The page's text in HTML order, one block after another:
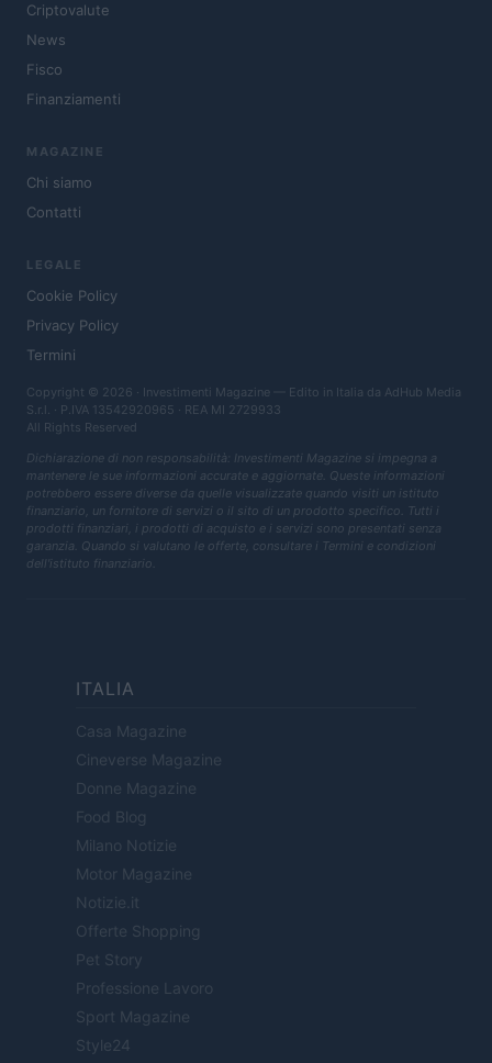
Criptovalute
News
Fisco
Finanziamenti
MAGAZINE
Chi siamo
Contatti
LEGALE
Cookie Policy
Privacy Policy
Termini
Copyright © 2026 · Investimenti Magazine — Edito in Italia da AdHub Media
S.r.l. · P.IVA 13542920965 · REA MI 2729933
All Rights Reserved
Dichiarazione di non responsabilità: Investimenti Magazine si impegna a
mantenere le sue informazioni accurate e aggiornate. Queste informazioni
potrebbero essere diverse da quelle visualizzate quando visiti un istituto
finanziario, un fornitore di servizi o il sito di un prodotto specifico. Tutti i
prodotti finanziari, i prodotti di acquisto e i servizi sono presentati senza
garanzia. Quando si valutano le offerte, consultare i Termini e condizioni
dell'istituto finanziario.
ITALIA
Casa Magazine
Cineverse Magazine
Donne Magazine
Food Blog
Milano Notizie
Motor Magazine
Notizie.it
Offerte Shopping
Pet Story
Professione Lavoro
Sport Magazine
Style24